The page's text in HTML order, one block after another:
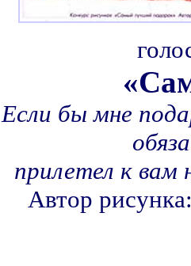
Если бы мне
прилетел к вам
Автор